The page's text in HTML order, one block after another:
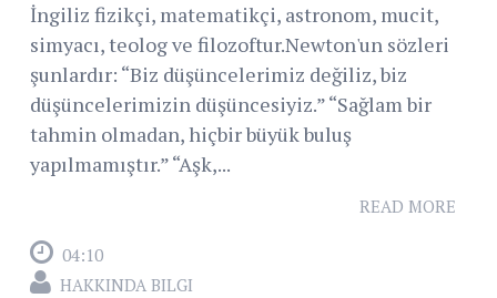
İngiliz fizikçi, matematikçi, astronom, mucit,
simyacı, teolog ve filozoftur.Newton'un sözleri
şunlardır: “Biz düşüncelerimiz değiliz, biz
düşüncelerimizin düşüncesiyiz.” “Sağlam bir
tahmin olmadan, hiçbir büyük buluş
yapılmamıştır.” “Aşk,...
READ MORE
04:10
HAKKINDA BILGI